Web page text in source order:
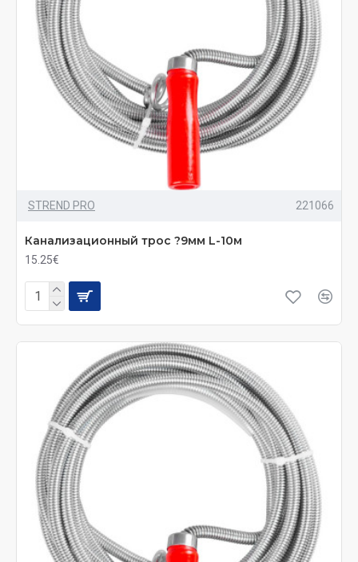
STREND PRO 221066
Канализационный трос ?9мм L-10м
15.25€